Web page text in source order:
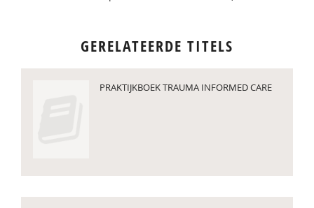
GERELATEERDE TITELS
PRAKTIJKBOEK TRAUMA INFORMED CARE